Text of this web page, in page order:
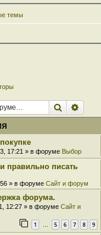
темы
Поиск
17:21 » в форуме Выбор
правильно писать
» в форуме Сайт и форум
форума.
12:27 » в форуме Сайт и
1 … 5 6 7 8 9